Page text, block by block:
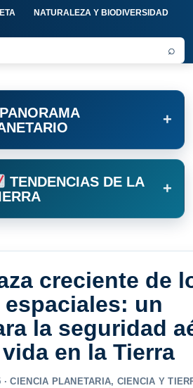
NATURALEZA Y BIODIVERSIDAD
⌕
PANORAMA
+
TENDENCIAS DE LA
+
creciente de
un
la seguridad
en la Tierra
·CIENCIA PLANETARIA, CIENCIA Y